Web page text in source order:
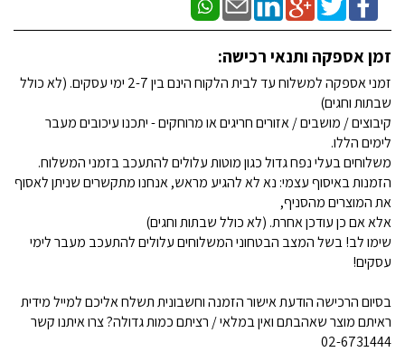
זמן אספקה ותנאי רכישה:
זמני אספקה למשלוח עד לבית הלקוח הינם בין 2-7 ימי עסקים. (לא כולל
שבתות וחגים)
קיבוצים / מושבים / אזורים חריגים או מרוחקים - יתכנו עיכובים מעבר
לימים הללו.
משלוחים בעלי נפח גדול כגון מוטות עלולים להתעכב בזמני המשלוח.
הזמנות באיסוף עצמי: נא לא להגיע מראש, אנחנו מתקשרים שניתן לאסוף
את המוצרים מהסניף,
אלא אם כן עודכן אחרת. (לא כולל שבתות וחגים)
שימו לב! בשל המצב הבטחוני המשלוחים עלולים להתעכב מעבר לימי
עסקים!
בסיום הרכישה הודעת אישור הזמנה וחשבונית תשלח אליכם למייל מידית
ראיתם מוצר שאהבתם ואין במלאי / רציתם כמות גדולה? צרו איתנו קשר
02-6731444